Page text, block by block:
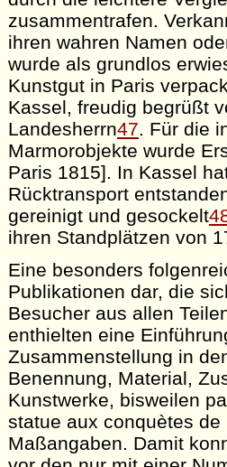
zusammentrafen.
ihren wahren Namen
wurde als grundlos
Kunstgut in Paris
Kassel, freudig begrüßt
Landesherrn47. Für die
Marmorobjekte wurde
Paris 1815]. In Kassel
Rücktransport
gereinigt und gesockelt
ihren Standplätzen von
Eine besonders
Publikationen dar, die
Besucher aus allen
enthielten eine
Zusammenstellung in
Benennung, Material,
Kunstwerke, bisweilen
statue aux conquètes de
Maßangaben. Damit